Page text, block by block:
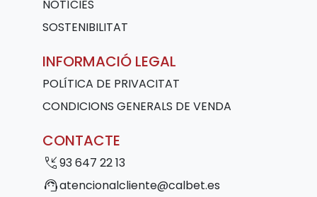
NOTÍCIES
SOSTENIBILITAT
INFORMACIÓ LEGAL
POLÍTICA DE PRIVACITAT
CONDICIONS GENERALS DE VENDA
CONTACTE
phone_callback93 647 22 13
support_agentatencionalcliente@calbet.es